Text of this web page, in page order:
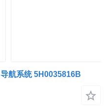
航系统 5H0035816B